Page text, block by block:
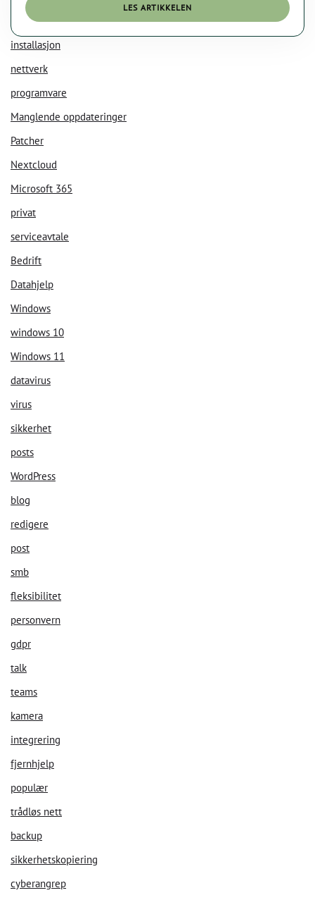
LES ARTIKKELEN
installasjon
nettverk
programvare
Manglende oppdateringer
Patcher
Nextcloud
Microsoft 365
privat
serviceavtale
Bedrift
Datahjelp
Windows
windows 10
Windows 11
datavirus
virus
sikkerhet
posts
WordPress
blog
redigere
post
smb
fleksibilitet
personvern
gdpr
talk
teams
kamera
integrering
fjernhjelp
populær
trådløs nett
backup
sikkerhetskopiering
cyberangrep
KI Chat